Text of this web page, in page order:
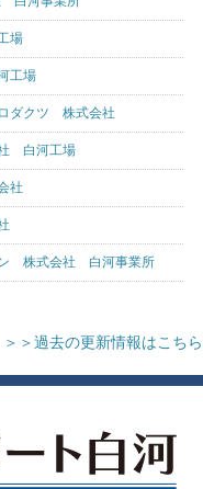
場
工場
ダクツ 株式会社
白河工場
社
ン 株式会社 白河事業所
＞＞過去の更新情報はこちら